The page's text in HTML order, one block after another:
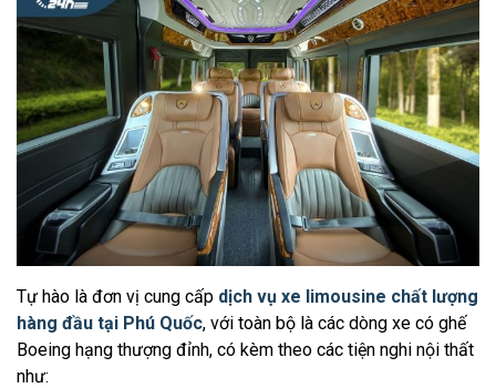
Tự hào là đơn vị cung cấp dịch vụ xe limousine chất lượng
hàng đầu tại Phú Quốc, với toàn bộ là các dòng xe có ghế
Boeing hạng thượng đỉnh, có kèm theo các tiện nghi nội thất
như: